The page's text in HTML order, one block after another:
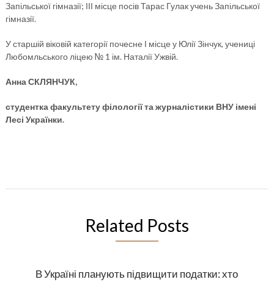
Запільської гімназії; ІІІ місце посів Тарас Гулак учень Запільської
гімназії.
У старшій віковій категорії почесне І місце у Юлії Зінчук, учениці
Любомльського ліцею № 1 ім. Наталії Ужвій.
Анна СКЛЯНЧУК,
студентка факультету філології та журналістики ВНУ імені
Лесі Українки.
Related Posts
В Україні планують підвищити податки: хто